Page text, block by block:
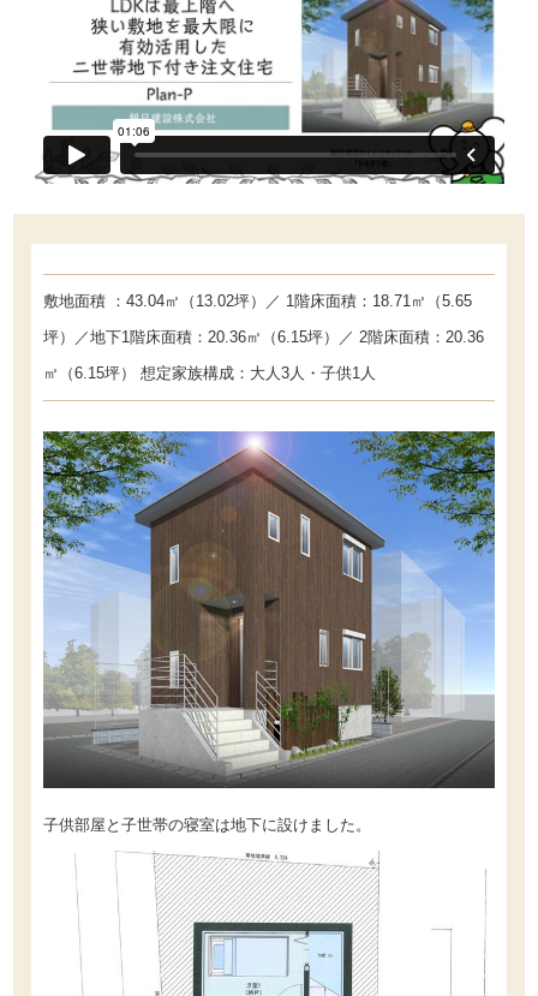
敷地面積 ：43.04㎡（13.02坪）／ 1階床面積：18.71㎡（5.65
坪）／地下1階床面積：20.36㎡（6.15坪）／ 2階床面積：20.36
㎡（6.15坪） 想定家族構成：大人3人・子供1人
子供部屋と子世帯の寝室は地下に設けました。